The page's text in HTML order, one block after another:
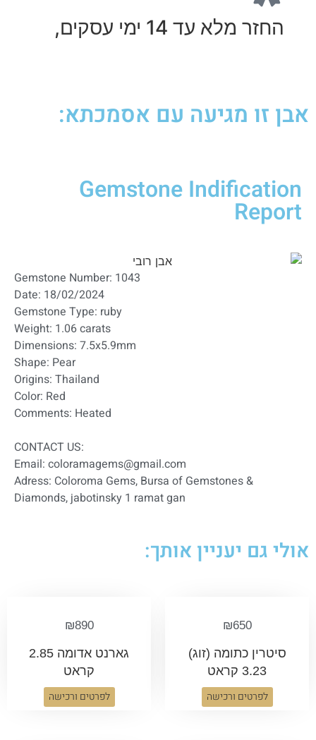
החזר מלא עד 14 ימי עסקים,
אבן זו מגיעה עם אסמכתא:
Gemstone Indification
Report
Gemstone Number: 1043
Date: 18/02/2024
Gemstone Type: ruby
Weight: 1.06 carats
Dimensions: 7.5x5.9mm
Shape: Pear
Origins: Thailand
Color: Red
Comments: Heated
:CONTACT US
Email: coloramagems@gmail.com
Adress: Coloroma Gems, Bursa of Gemstones &
Diamonds, jabotinsky 1 ramat gan
אולי גם יעניין אותך:
₪650
סיטרין כתומה (זוג)
3.23 קראט
לפרטים ורכישה
₪890
גארנט אדומה 2.85
קראט
לפרטים ורכישה